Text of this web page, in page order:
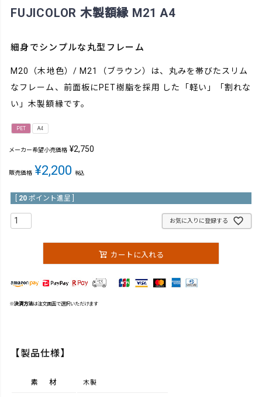
FUJICOLOR 木製額縁 M21 A4
細身でシンプルな丸型フレーム
M20（木地色）/ M21（ブラウン）は、丸みを帯びたスリム
なフレーム、前面板にPET樹脂を採用 した「軽い」「割れな
い」木製額縁です。
PET A4
メーカー希望小売価格 ¥2,750
販売価格 ¥2,200 税込
20 ポイント進呈 ]
お気に入りに登録する
カートに入れる
※決済方法は注文画面で選択いただけます
【製品仕様】
素材 木製